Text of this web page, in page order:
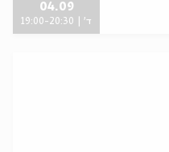
04.09
ד' | 19:00-20:30